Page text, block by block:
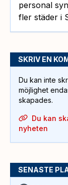
personal
fler städer i
SKRIV EN
Du kan inte
möjlighet
skapades.
Du kan
nyheten
SENASTE